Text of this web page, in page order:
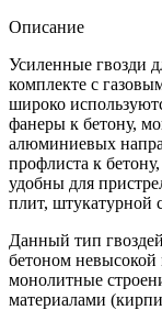
Описание
Усиленные гвозди
комплекте с
широко
фанеры к бетону,
алюминиевых
профлиста к
удобны для
плит, штукатурной
Данный тип
бетоном
монолитные
материалами